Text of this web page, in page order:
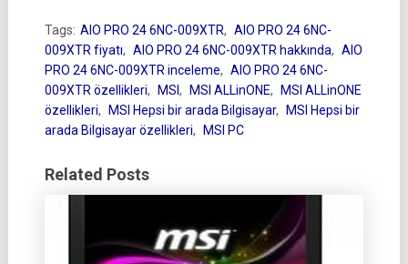
Tags: AIO PRO 24 6NC-009XTR, AIO PRO 24 6NC-
009XTR fiyatı, AIO PRO 24 6NC-009XTR hakkında, AIO
PRO 24 6NC-009XTR inceleme, AIO PRO 24 6NC-
009XTR özellikleri, MSI , MSI ALLinONE,
MSI ALLinONE
özellikleri, MSI Hepsi bir arada Bilgisayar,
MSI Hepsi bir
arada Bilgisayar özellikleri, MSI PC
Related Posts